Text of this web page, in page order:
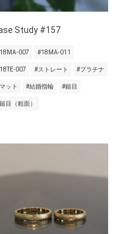
Study #157
007 #18MA-011
007 #ストレート #プラチナ
ット #結婚指輪 #鎚目
目（粗面）